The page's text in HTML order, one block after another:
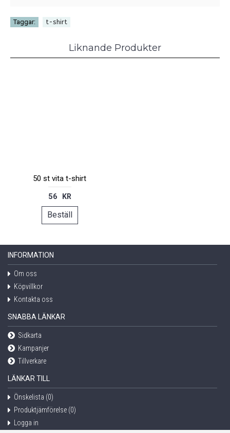
Taggar: t-shirt
Liknande Produkter
50 st vita t-shirt
56 KR
Beställ
INFORMATION
Om oss
Köpvillkor
Kontakta oss
SNABBA LÄNKAR
Sidkarta
Kampanjer
Tillverkare
LÄNKAR TILL
Önskelista (0)
Produktjämförelse (0)
Logga in